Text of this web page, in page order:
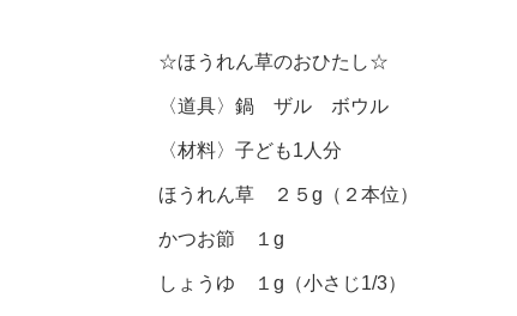
☆ほうれん草のおひたし☆
〈道具〉鍋 ザル ボウル
〈材料〉子ども1人分
ほうれん草 ２５g（２本位）
かつお節 １g
しょうゆ １g（小さじ1/3）